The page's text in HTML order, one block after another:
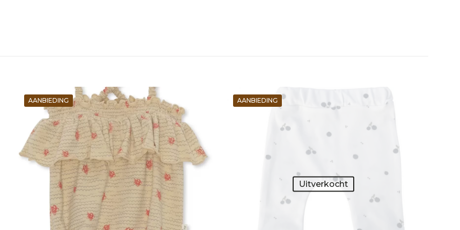
AANBIEDING AANBIEDING
Uitverkocht